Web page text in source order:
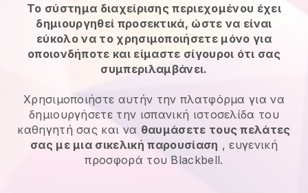
Το σύστημα διαχείρισης περιεχομένου έχει
δημιουργηθεί προσεκτικά, ώστε να είναι
εύκολο να το χρησιμοποιήσετε μόνο για
οποιονδήποτε και είμαστε σίγουροι ότι σας
συμπεριλαμβάνει.
Χρησιμοποιήστε αυτήν την πλατφόρμα για να
δημιουργήσετε την ισπανική ιστοσελίδα του
καθηγητή σας και να θαυμάσετε τους πελάτες
σας με μια σικελική παρουσίαση , ευγενική
προσφορά του Blackbell.